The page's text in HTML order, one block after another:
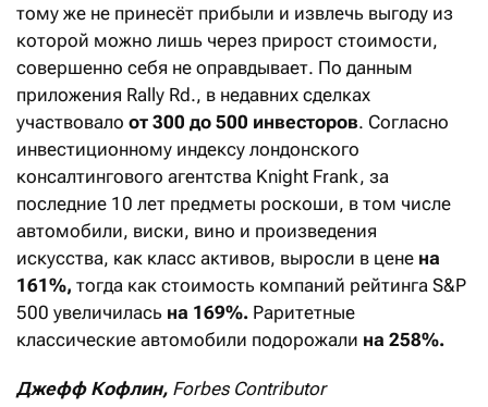
тому же не принесёт прибыли и извлечь выгоду из
которой можно лишь через прирост стоимости,
совершенно себя не оправдывает. По данным
приложения Rally Rd., в недавних сделках
участвовало от 300 до 500 инвесторов. Согласно
инвестиционному индексу лондонского
консалтингового агентства Knight Frank, за
последние 10 лет предметы роскоши, в том числе
автомобили, виски, вино и произведения
искусства, как класс активов, выросли в цене на
161%, тогда как стоимость компаний рейтинга S&P
500 увеличилась на 169%. Раритетные
классические автомобили подорожали на 258%.
Джефф Кофлин, Forbes Contributor